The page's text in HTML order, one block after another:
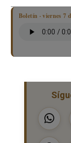
Boletín · viernes 7